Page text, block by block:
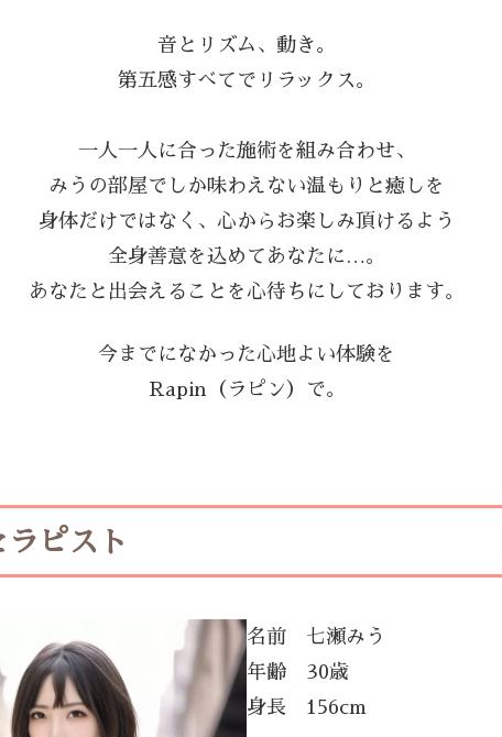
音とリズム、動き。
第五感すべてでリラックス。
一人一人に合った施術を組み合わせ、
みうの部屋でしか味わえない温もりと癒しを
身体だけではなく、心からお楽しみ頂けるよう
全身善意を込めてあなたに…。
あなたと出会えることを心待ちにしております。
今までになかった心地よい体験を
Rapin（ラピン）で。
ピスト
名前 七瀬みう
年齢 30歳
身長 156cm